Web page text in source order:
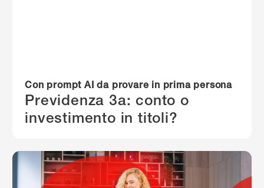
Con prompt AI da provare in prima persona
Previdenza 3a: conto o
investimento in titoli?